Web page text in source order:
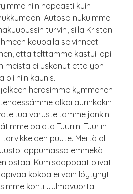
niin nopeasti kuin
Autosa nukuimme
turvin, sillä Kristan
kaupalla selvinneet
että telttamme kastui läpi
meistä ei uskonut että yön
oli niin kaunis.
heräsimme kymmenen
alkoi aurinkokin
varusteitamme jonkin
palata Tuuriin. Tuuriin
puute. Meiltä oli
loppumassa emmekä
ostaa. Kumisaappaat olivat
kokoa ei vain löytynyt.
kohti Julmavuorta.